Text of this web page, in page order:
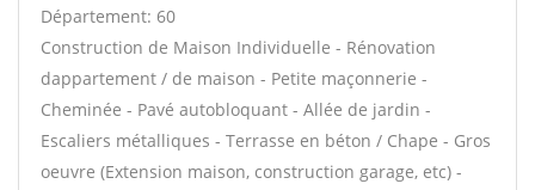
Département: 60
Construction de Maison Individuelle - Rénovation
dappartement / de maison - Petite maçonnerie -
Cheminée - Pavé autobloquant - Allée de jardin -
Escaliers métalliques - Terrasse en béton / Chape - Gros
oeuvre (Extension maison, construction garage, etc) -